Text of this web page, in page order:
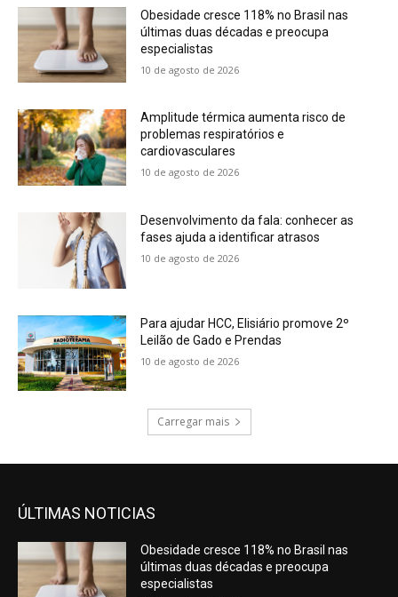
Obesidade cresce 118% no Brasil nas
últimas duas décadas e preocupa
especialistas
10 de agosto de 2026
Amplitude térmica aumenta risco de
problemas respiratórios e
cardiovasculares
10 de agosto de 2026
Desenvolvimento da fala: conhecer as
fases ajuda a identificar atrasos
10 de agosto de 2026
Para ajudar HCC, Elisiário promove 2º
Leilão de Gado e Prendas
10 de agosto de 2026
Carregar mais
ÚLTIMAS NOTICIAS
Obesidade cresce 118% no Brasil nas
últimas duas décadas e preocupa
especialistas